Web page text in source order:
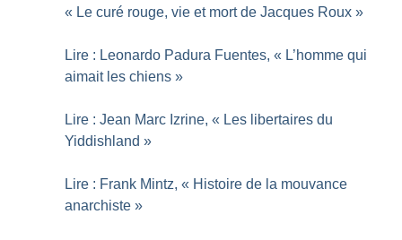
« Le curé rouge, vie et mort de Jacques Roux »
Lire : Leonardo Padura Fuentes, « L’homme qui
aimait les chiens »
Lire : Jean Marc Izrine, « Les libertaires du
Yiddishland »
Lire : Frank Mintz, « Histoire de la mouvance
anarchiste »